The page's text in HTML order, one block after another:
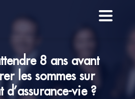
8 ans avant
les sommes sur
d’assurance-vie ?